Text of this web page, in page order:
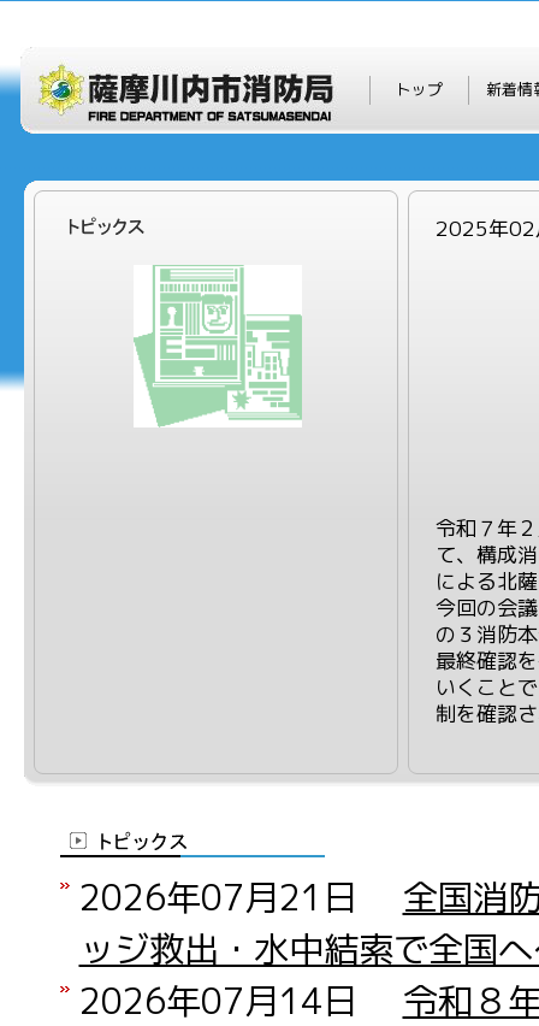
トップ 新着情
2025年
令和７年
て、構成
による北
今回の会
の３消防
最終確認
いくこと
制を確認
2026年07月21日 全国消
ッジ救出・水中結索で全国
2026年07月14日 令和８